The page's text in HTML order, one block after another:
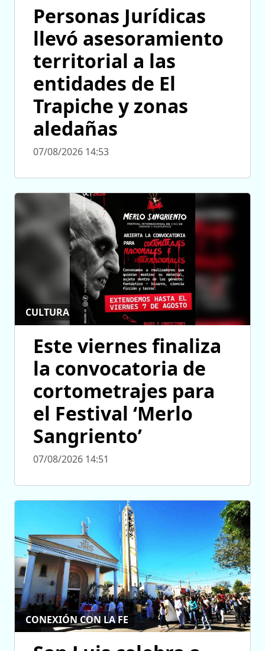
Personas Jurídicas
llevó asesoramiento
territorial a las
entidades de El
Trapiche y zonas
aledañas
07/08/2026 14:53
CULTURA
Este viernes finaliza
la convocatoria de
cortometrajes para
el Festival ‘Merlo
Sangriento’
07/08/2026 14:51
CONEXIÓN CON LA FE